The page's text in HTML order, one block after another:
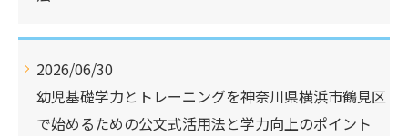
2026/06/30
幼児基礎学力とトレーニングを神奈川県横浜市鶴見区
で始めるための公文式活用法と学力向上のポイント